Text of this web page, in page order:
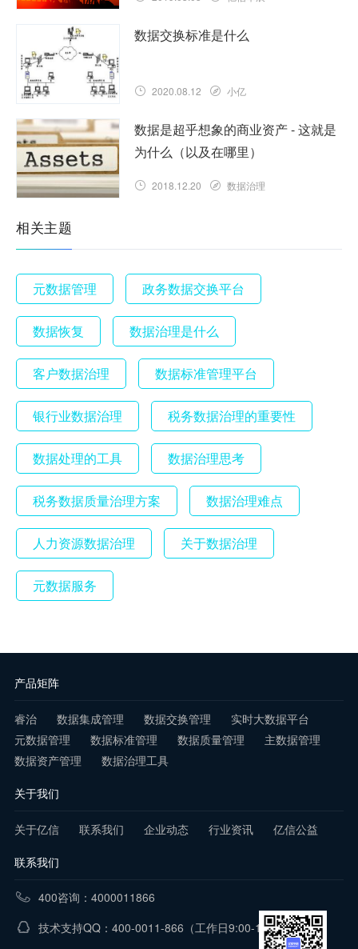
数据交换标准是什么
2020.08.12 小亿
数据是超乎想象的商业资产 - 这就是
为什么（以及在哪里）
2018.12.20 数据治理
相关主题
元数据管理 政务数据交换平台
数据恢复 数据治理是什么
客户数据治理 数据标准管理平台
银行业数据治理 税务数据治理的重要性
数据处理的工具 数据治理思考
税务数据质量治理方案 数据治理难点
人力资源数据治理 关于数据治理
元数据服务
产品矩阵
睿治 数据集成管理 数据交换管理
实时大数据平台
元数据管理
数据标准管理 数据质量管理
主数据管理
数据资产管理
数据治理工具
关于我们
关于亿信 联系我们 企业动态 行业资讯 亿信公益
联系我们
400咨询：4000011866
技术支持QQ：400-0011-866 （工作日9:00-18:00）